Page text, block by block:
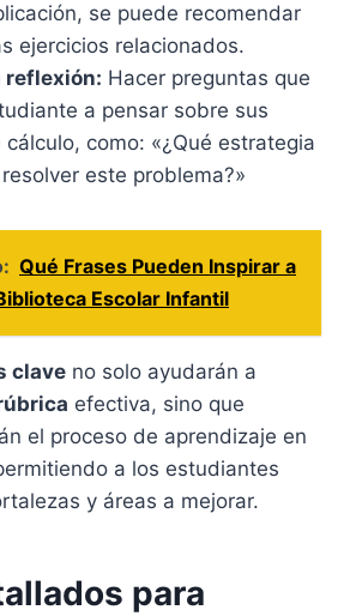
se puede recomendar
ejercicios relacionados.
reflexión: Hacer preguntas que
a pensar sobre sus
como: «¿Qué estrategia
este problema?»
Qué Frases Pueden Inspirar a
Escolar Infantil
clave no solo ayudarán a
efectiva, sino que
el proceso de aprendizaje en
a los estudiantes
y áreas a mejorar.
para